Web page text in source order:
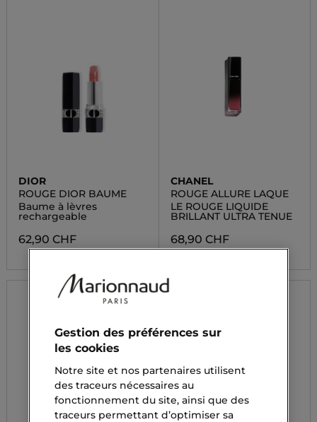
DIOR
ROUGE DIOR BAUME
Baume à lèvres
rechargeable
62,90 CHF
CHANEL
ROUGE ALLURE LAQUE
LE ROUGE LIQUIDE
BRILLANT ULTRA TENUE
68,90 CHF
Gestion des préférences sur
les cookies
Notre site et nos partenaires utilisent
des traceurs nécessaires au
fonctionnement du site, ainsi que des
traceurs permettant d’optimiser sa